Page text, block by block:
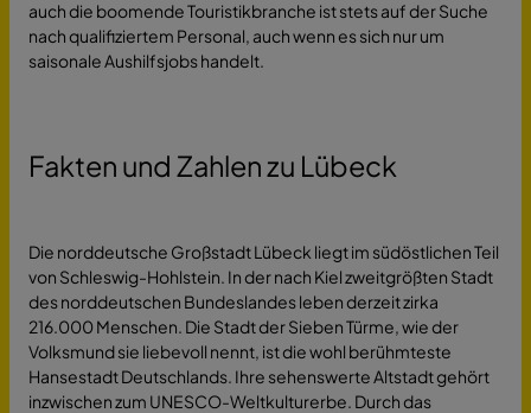
auch die boomende Touristikbranche ist stets auf der Suche
nach qualifiziertem Personal, auch wenn es sich nur um
saisonale Aushilfsjobs handelt.
Fakten und Zahlen zu Lübeck
Die norddeutsche Großstadt Lübeck liegt im südöstlichen Teil
von Schleswig-Hohlstein. In der nach Kiel zweitgrößten Stadt
des norddeutschen Bundeslandes leben derzeit zirka
216.000 Menschen. Die Stadt der Sieben Türme, wie der
Volksmund sie liebevoll nennt, ist die wohl berühmteste
Hansestadt Deutschlands. Ihre sehenswerte Altstadt gehört
inzwischen zum UNESCO-Weltkulturerbe. Durch das